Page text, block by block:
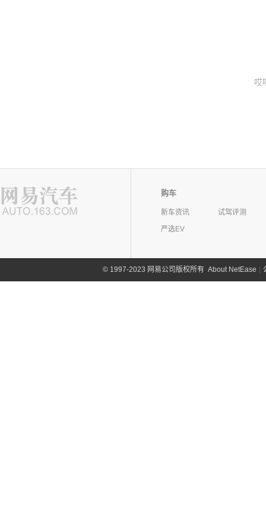
哎
购车
新车资讯
试驾评测
严选EV
©1997-2023 网易公司版权所有 About NetEase